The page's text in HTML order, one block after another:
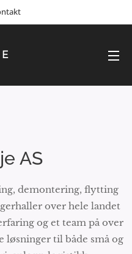
AS
demontering, flytting
over hele landet
og et team på over
løsninger til både små og